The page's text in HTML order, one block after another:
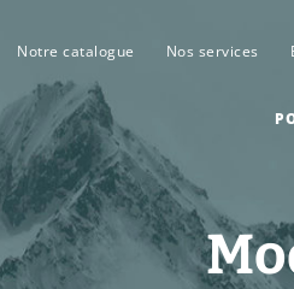
Notre catalogue Nos services